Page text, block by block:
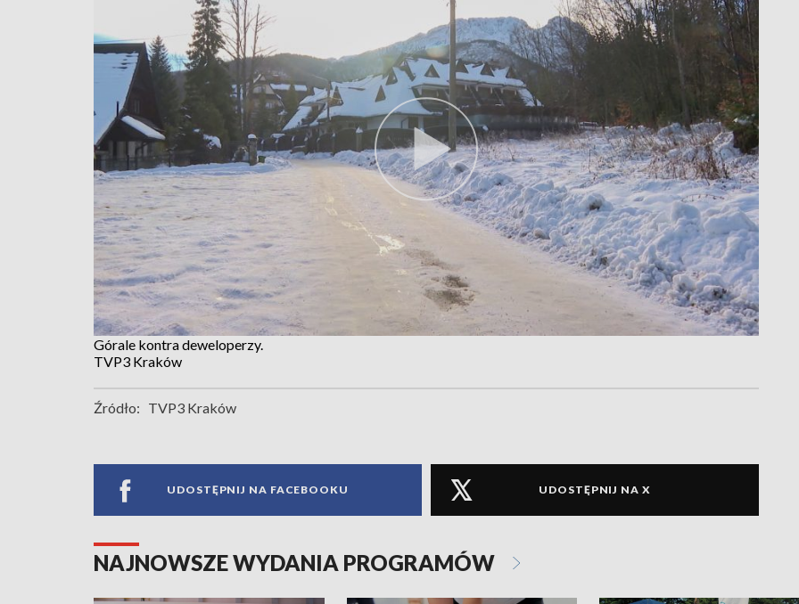
Górale kontra deweloperzy.
TVP3 Kraków
Źródło: TVP3 Kraków
UDOSTĘPNIJ NA FACEBOOKU UDOSTĘPNIJ NA X
NAJNOWSZE WYDANIA PROGRAMÓW